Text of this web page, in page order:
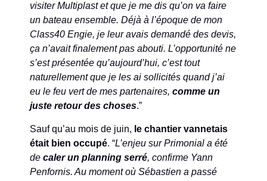
visiter Multiplast et que je me dis qu’on va faire
un bateau ensemble. Déjà à l’époque de mon
Class40 Engie, je leur avais demandé des devis,
ça n’avait finalement pas abouti. L’opportunité ne
s’est présentée qu’aujourd’hui, c’est tout
naturellement que je les ai sollicités quand j’ai
eu le feu vert de mes partenaires, comme un
juste retour des choses.”
Sauf qu’au mois de juin, le chantier vannetais
était bien occupé. “L’enjeu sur Primonial a été
de caler un planning serré, confirme Yann
Penfornis. Au moment où Sébastien a passé